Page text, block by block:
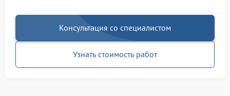
Консультация со специалистом
Узнать стоимость работ